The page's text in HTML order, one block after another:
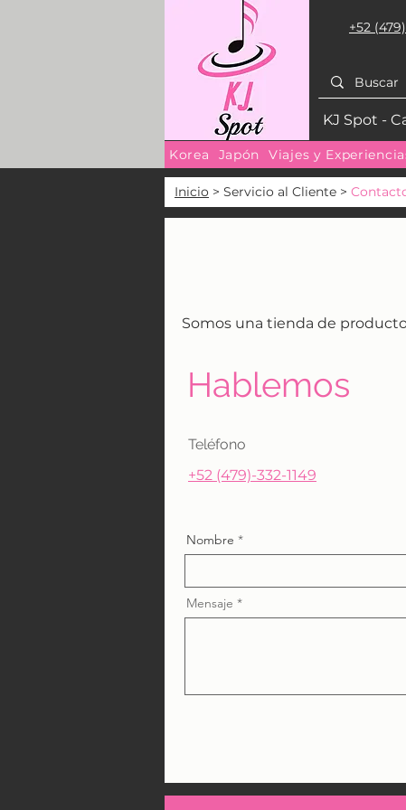
+52
KJ Spot -
Korea Japón Viajes y
Inicio > Servicio al Cliente >
Somos una tienda de
Hablemos
Teléfono
+52 (479)-332-1149
Nombre
Mensaje